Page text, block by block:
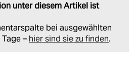
unter diesem Artikel ist
bei ausgewählten
– hier sind sie zu finden.